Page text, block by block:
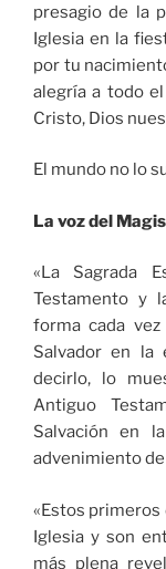
presagio de la
Iglesia en la
por tu
alegría a todo
Cristo, Dios
El mundo no lo
La voz del
«La Sagrada
Testamento y
forma cada
Salvador en la
decirlo, lo
Antiguo
Salvación en
advenimiento
«Estos primeros
Iglesia y son
más plena